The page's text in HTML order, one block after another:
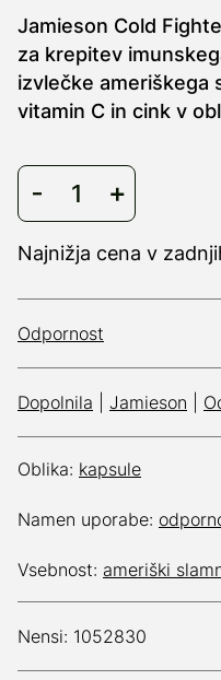
Jamieson Cold
za krepitev
izvlečke ameriškega
vitamin C in cink v
Najnižja cena v
Odpornost
Dopolnila Jamieson
Oblika: kapsule
Namen uporabe:
Vsebnost: ameriški
Nensi: 1052830